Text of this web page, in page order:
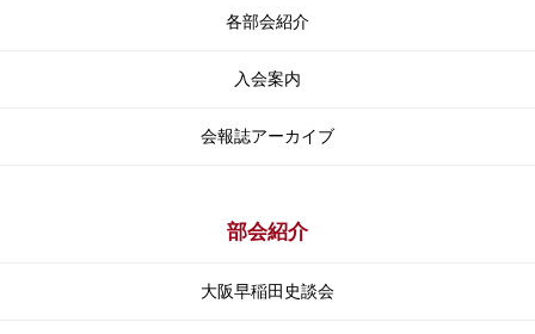
各部会紹介
入会案内
会報誌アーカイブ
部会紹介
大阪早稲田史談会